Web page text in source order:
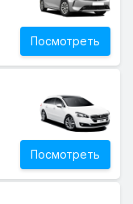
Посмотреть
Посмотреть